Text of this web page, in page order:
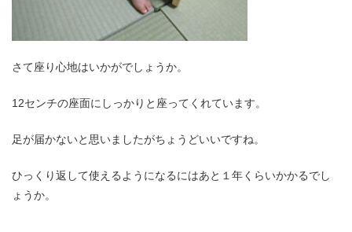
さて座り心地はいかがでしょうか。
12センチの座面にしっかりと座ってくれています。
足が届かないと思いましたがちょうどいいですね。
ひっくり返して使えるようになるにはあと１年くらいかかるでし
ょうか。